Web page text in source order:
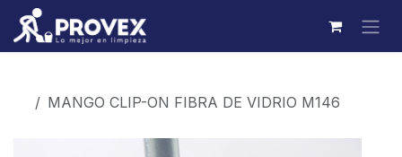
Ir al contenido
MANGO CLIP-ON FIBRA DE VIDRIO M146